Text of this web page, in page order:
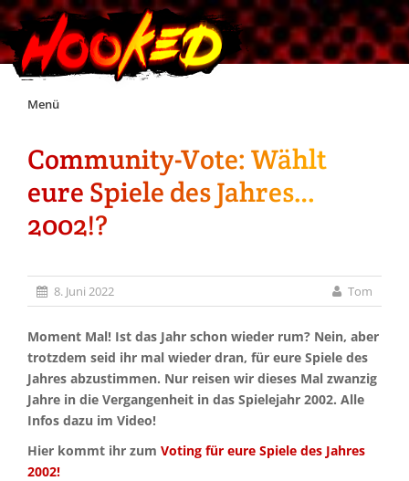
Skip
Menü
Unterstützt Hooked!
Exklusiv für Supporter*innen
Community-Vote: Wählt
eure Spiele des Jahres…
2002!?
8. Juni 2022 Tom
Moment Mal! Ist das Jahr schon wieder rum? Nein, aber
trotzdem seid ihr mal wieder dran, für eure Spiele des
Jahres abzustimmen. Nur reisen wir dieses Mal zwanzig
Jahre in die Vergangenheit in das Spielejahr 2002. Alle
Infos dazu im Video!
Hier kommt ihr zum Voting für eure Spiele des Jahres
2002!